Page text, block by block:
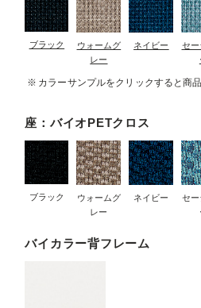
ブラック
ウォームグ
レー
ネイビー
セー
カラーサンプルをクリックすると商
座：バイオPETクロス
ブラック
ウォームグ
レー
ネイビー
セー
バイカラー背フレーム